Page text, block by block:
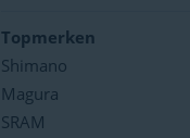
Topmerken
Shimano
Magura
SRAM